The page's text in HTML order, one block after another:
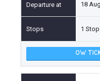
18
1 Stop
OW